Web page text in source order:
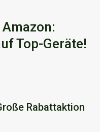
Top-Geräte!
Rabattaktion